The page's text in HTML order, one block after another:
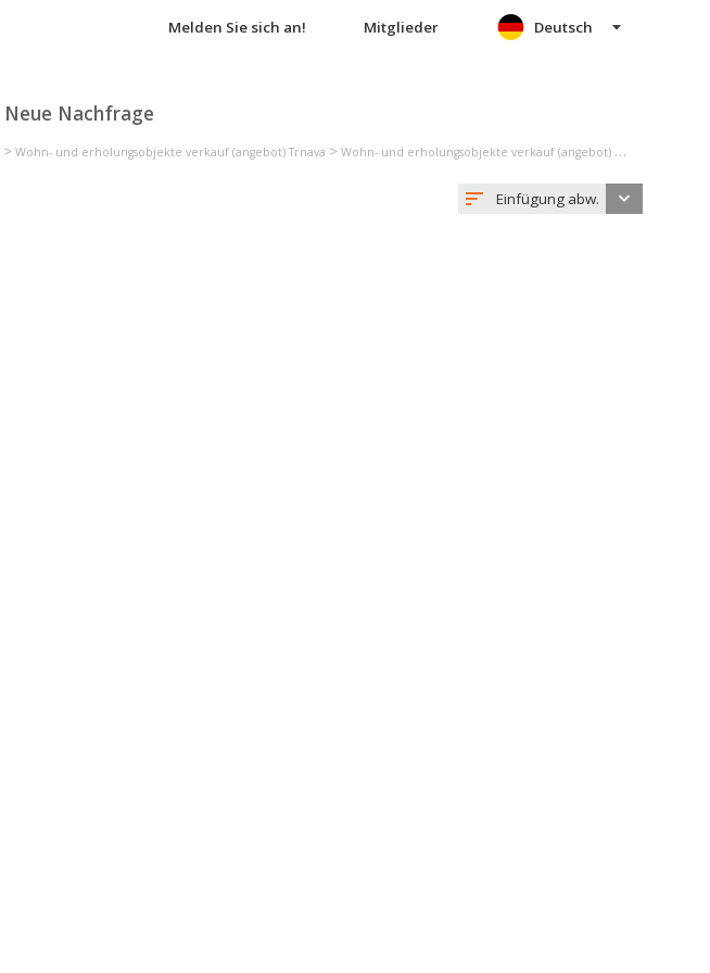
Melden Sie sich an! Mitglieder
Neue Nachfrage
Deutsch
> Wohn- und erholungsobjekte verkauf (angebot) Trnava > Wohn- und erholungsobjekte verkauf (angebot) Smolenice
Einfügung abw.